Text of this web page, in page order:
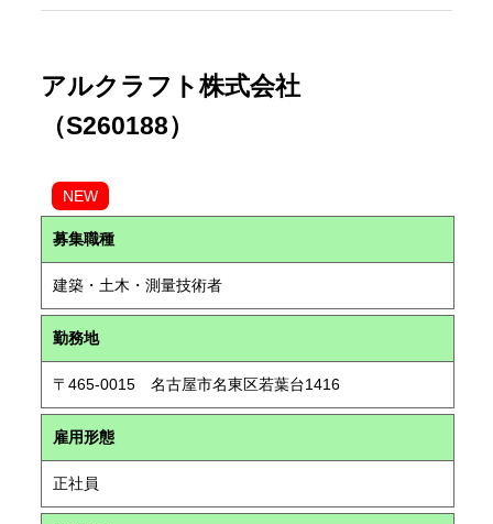
アルクラフト株式会社
（S260188）
NEW
募集職種
建築・土木・測量技術者
勤務地
〒465-0015 名古屋市名東区若葉台1416
雇用形態
正社員